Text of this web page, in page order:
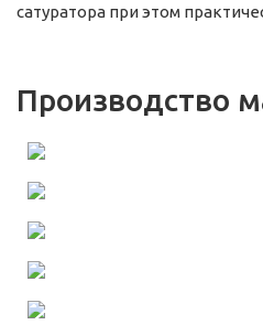
сатуратора при этом
Производство